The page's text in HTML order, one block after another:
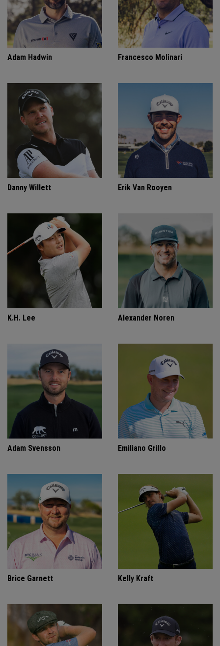
Adam Hadwin Francesco Molinari
Danny Willett Erik Van Rooyen
K.H. Lee Alexander Noren
Adam Svensson Emiliano Grillo
Brice Garnett Kelly Kraft